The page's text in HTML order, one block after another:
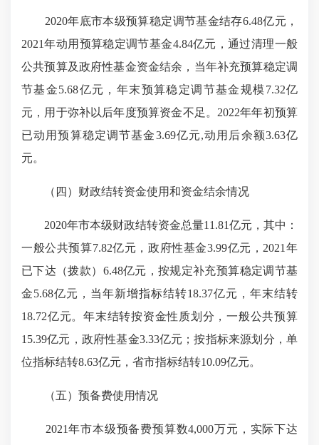
2020年底市本级预算稳定调节基金结存6.48亿元，
2021年动用预算稳定调节基金4.84亿元，通过清理一般
公共预算及政府性基金资金结余，当年补充预算稳定调
节基金5.68亿元，年末预算稳定调节基金规模7.32亿
元，用于弥补以后年度预算资金不足。2022年年初预算
已动用预算稳定调节基金3.69亿元,动用后余额3.63亿
元。
（四）财政结转资金使用和资金结余情况
2020年市本级财政结转资金总量11.81亿元，其中：
一般公共预算7.82亿元，政府性基金3.99亿元，2021年
已下达（拨款）6.48亿元，按规定补充预算稳定调节基
金5.68亿元，当年新增指标结转18.37亿元，年末结转
18.72亿元。年末结转按资金性质划分，一般公共预算
15.39亿元，政府性基金3.33亿元；按指标来源划分，单
位指标结转8.63亿元，省市指标结转10.09亿元。
（五）预备费使用情况
2021年市本级预备费预算数4,000万元，实际下达